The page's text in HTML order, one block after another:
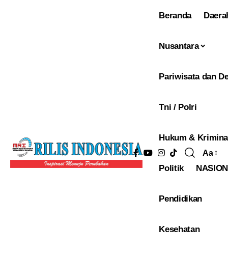
Beranda
Nusantara
Pariwisata dan
Tni / Polri
Hukum &
Politik
Pendidikan
Kesehatan
Ukuran
Aa